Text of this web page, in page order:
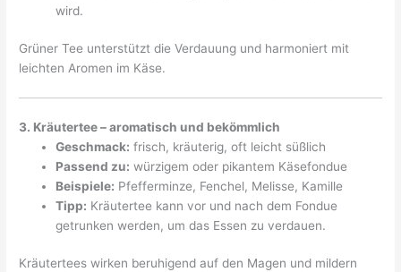
wird.
Grüner Tee unterstützt die Verdauung und harmoniert mit
leichten Aromen im Käse.
3. Kräutertee – aromatisch und bekömmlich
Geschmack: frisch, kräuterig, oft leicht süßlich
Passend zu: würzigem oder pikantem Käsefondue
Beispiele: Pfefferminze, Fenchel, Melisse, Kamille
Tipp: Kräutertee kann vor und nach dem Fondue
getrunken werden, um das Essen zu verdauen.
Kräutertees wirken beruhigend auf den Magen und mildern